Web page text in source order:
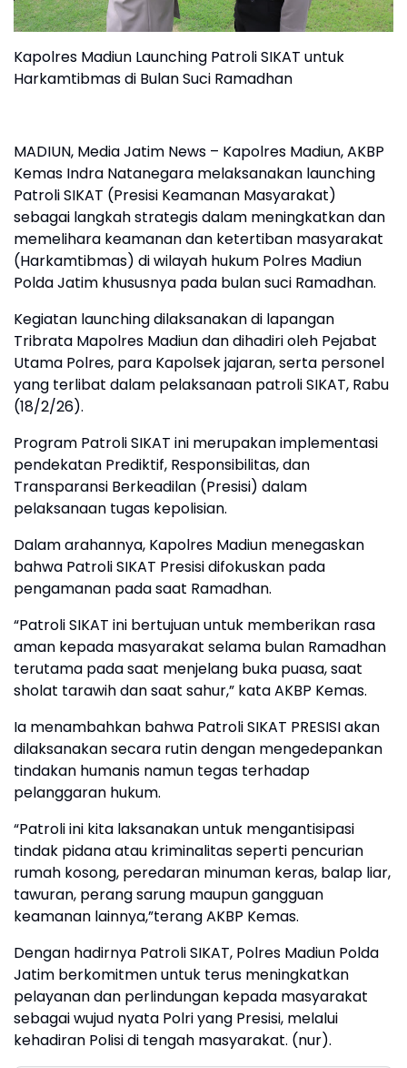
Kapolres Madiun Launching Patroli SIKAT untuk
Harkamtibmas di Bulan Suci Ramadhan
MADIUN, Media Jatim News – Kapolres Madiun, AKBP
Kemas Indra Natanegara melaksanakan launching
Patroli SIKAT (Presisi Keamanan Masyarakat)
sebagai langkah strategis dalam meningkatkan dan
memelihara keamanan dan ketertiban masyarakat
(Harkamtibmas) di wilayah hukum Polres Madiun
Polda Jatim khususnya pada bulan suci Ramadhan.
Kegiatan launching dilaksanakan di lapangan
Tribrata Mapolres Madiun dan dihadiri oleh Pejabat
Utama Polres, para Kapolsek jajaran, serta personel
yang terlibat dalam pelaksanaan patroli SIKAT, Rabu
(18/2/26).
Program Patroli SIKAT ini merupakan implementasi
pendekatan Prediktif, Responsibilitas, dan
Transparansi Berkeadilan (Presisi) dalam
pelaksanaan tugas kepolisian.
Dalam arahannya, Kapolres Madiun menegaskan
bahwa Patroli SIKAT Presisi difokuskan pada
pengamanan pada saat Ramadhan.
“Patroli SIKAT ini bertujuan untuk memberikan rasa
aman kepada masyarakat selama bulan Ramadhan
terutama pada saat menjelang buka puasa, saat
sholat tarawih dan saat sahur,” kata AKBP Kemas.
Ia menambahkan bahwa Patroli SIKAT PRESISI akan
dilaksanakan secara rutin dengan mengedepankan
tindakan humanis namun tegas terhadap
pelanggaran hukum.
“Patroli ini kita laksanakan untuk mengantisipasi
tindak pidana atau kriminalitas seperti pencurian
rumah kosong, peredaran minuman keras, balap liar,
tawuran, perang sarung maupun gangguan
keamanan lainnya,”terang AKBP Kemas.
Dengan hadirnya Patroli SIKAT, Polres Madiun Polda
Jatim berkomitmen untuk terus meningkatkan
pelayanan dan perlindungan kepada masyarakat
sebagai wujud nyata Polri yang Presisi, melalui
kehadiran Polisi di tengah masyarakat. (nur).